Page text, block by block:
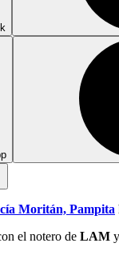
Moritán, Pampita
el notero de LAM